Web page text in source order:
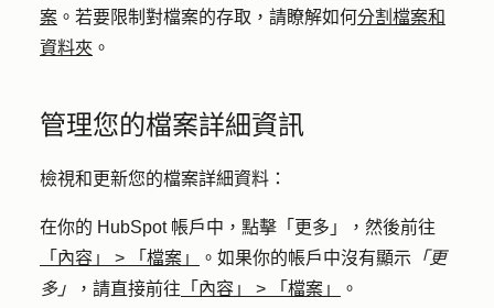
案 。若要限制對檔案的存取，請瞭解如何分割檔案和
資料夾 。
管理您的檔案詳細資訊
檢視和更新您的檔案詳細資料：
在你的 HubSpot 帳戶中，點擊 「更多」
，然後前往
「內容」
> 「檔案」 。如果你的帳戶中沒有顯示 「更
多」
，請直接前往 「內容」 > 「檔案」 。